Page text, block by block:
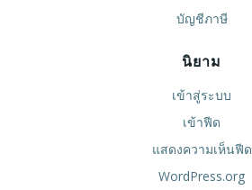
บัญชีภาษี
นิยาม
เข้าสู่ระบบ
เข้าฟีด
แสดงความเห็นฟีด
WordPress.org